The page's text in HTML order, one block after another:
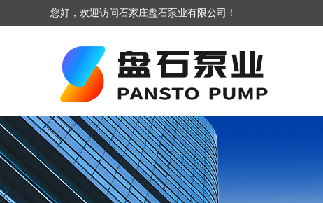
您好，欢迎访问石家庄盘石泵业有限公司！